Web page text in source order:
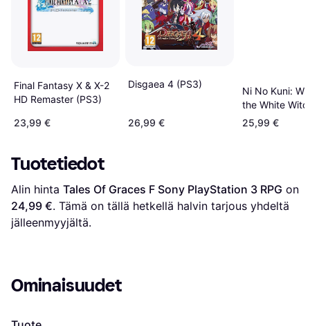
Final Fantasy X & X-2
HD Remaster (PS3)
23,99 €
Disgaea 4 (PS3)
26,99 €
Ni No Kuni:
the White
(Essentials)
25,99 €
Tuotetiedot
Alin hinta Tales Of Graces F Sony PlayStation 3 RPG
24,99 €. Tämä on tällä hetkellä halvin tarjous yhdeltä
jälleenmyyjältä.
Ominaisuudet